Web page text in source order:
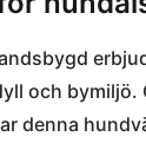
och
denna